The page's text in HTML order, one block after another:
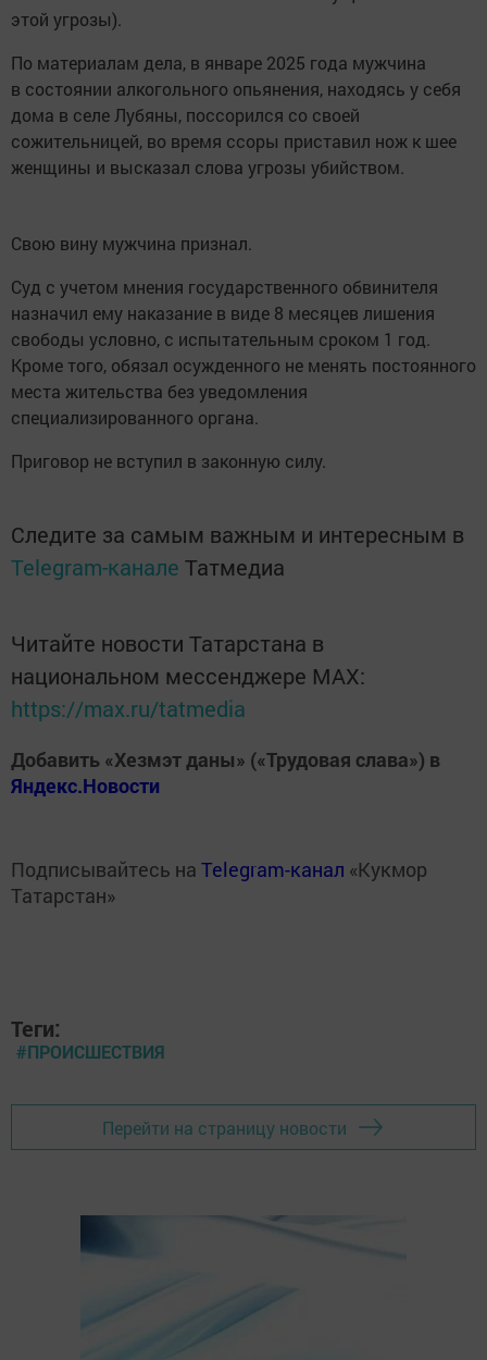
этой угрозы).
По материалам дела, в январе 2025 года мужчина
в состоянии алкогольного опьянения, находясь у себя
дома в селе Лубяны, поссорился со своей
сожительницей, во время ссоры приставил нож к шее
женщины и высказал слова угрозы убийством.
Свою вину мужчина признал.
Суд с учетом мнения государственного обвинителя
назначил ему наказание в виде 8 месяцев лишения
свободы условно, с испытательным сроком 1 год.
Кроме того, обязал осужденного не менять постоянного
места жительства без уведомления
специализированного органа.
Приговор не вступил в законную силу.
Следите за самым важным и интересным в
Telegram-канале Татмедиа
Читайте новости Татарстана в
национальном мессенджере MАХ:
https://max.ru/tatmedia
Добавить «Хезмэт даны» («Трудовая слава») в
Яндекс.Новости
Подписывайтесь на Telegram-канал «Кукмор
Татарстан»
Теги:
#ПРОИСШЕСТВИЯ
Перейти на страницу новости